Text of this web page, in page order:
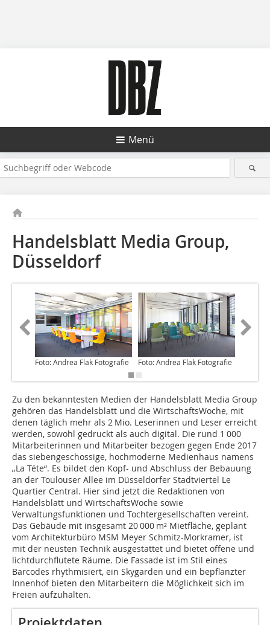
Menü
Handelsblatt Media Group,
Düsseldorf
Foto: Andrea Flak Fotografie Foto: Andrea Flak Fotografie
Zu den bekanntesten Medien der Handelsblatt Media Group
gehören das Handelsblatt und die WirtschaftsWoche, mit
denen täglich mehr als 2 Mio. Leserinnen und Leser erreicht
werden, sowohl gedruckt als auch digital. Die rund 1 000
Mitarbeiterinnen und Mitarbeiter bezogen gegen Ende 2017
das siebengeschossige, hochmoderne Medienhaus namens
„La Téte“. Es bildet den Kopf- und Abschluss der Bebauung
an der Toulouser Allee im Düsseldorfer Stadtviertel Le
Quartier Central. Hier sind jetzt die Redaktionen von
Handelsblatt und WirtschaftsWoche sowie
Verwaltungsfunktionen und Tochtergesellschaften vereint.
Das Gebäude mit insgesamt 20 000 m² Mietfläche, geplant
vom Architekturbüro MSM Meyer Schmitz-Morkramer, ist
mit der neusten Technik ausgestattet und bietet offene und
lichtdurchflutete Räume. Die Fassade ist im Stil eines
Barcodes rhythmisiert, ein Skygarden und ein bepflanzter
Innenhof bieten den Mitarbeitern die Möglichkeit sich im
Freien aufzuhalten.